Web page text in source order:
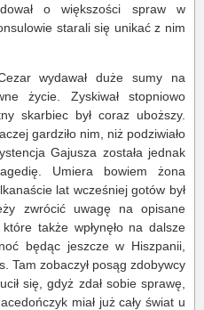
o większości spraw w
starali się unikać z nim
wydawał duże sumy na
życie. Zyskiwał stopniowo
skarbiec był coraz uboższy.
gardziło nim, niż podziwiało
Gajusza została jednak
Umiera bowiem żona
lat wcześniej gotów był
zwrócić uwagę na opisane
także wpłynęło na dalsze
będąc jeszcze w Hiszpanii,
Tam zobaczył posąg zdobywcy
się, gdyż zdał sobie sprawę,
miał już cały świat u